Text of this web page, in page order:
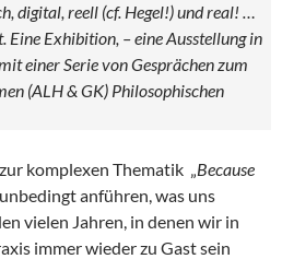
digital, reell (cf. Hegel!) und real! …
Eine Exhibition, – eine Ausstellung in
einer Serie von Gesprächen zum
(ALH & GK) Philosophischen
komplexen Thematik „Because
anführen, was uns
vielen Jahren, in denen wir in
immer wieder zu Gast sein